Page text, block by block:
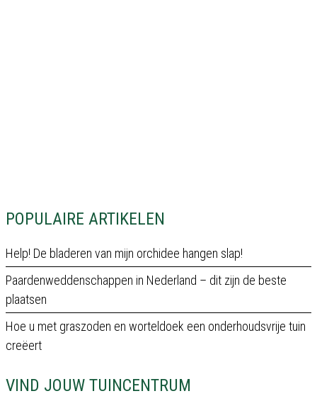
POPULAIRE ARTIKELEN
Help! De bladeren van mijn orchidee hangen slap!
Paardenweddenschappen in Nederland – dit zijn de beste
plaatsen
Hoe u met graszoden en worteldoek een onderhoudsvrije tuin
creëert
VIND JOUW TUINCENTRUM